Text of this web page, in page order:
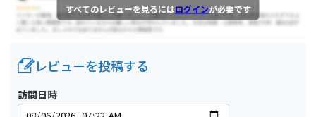
すべてのレビューを見るにはログインが必要です
レビューを投稿する
訪問日時